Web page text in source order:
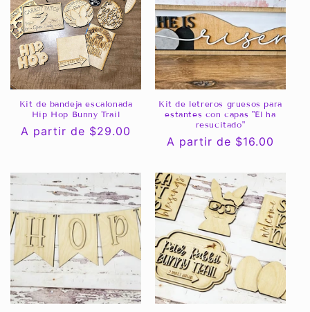
c
i
ó
nKit de bandeja escalonada
Hip Hop Bunny Trail
Precio
A partir de $29.00
Kit de letreros gruesos para
estantes con capas "Él ha
resucitado"
Precio
A partir de $16.00